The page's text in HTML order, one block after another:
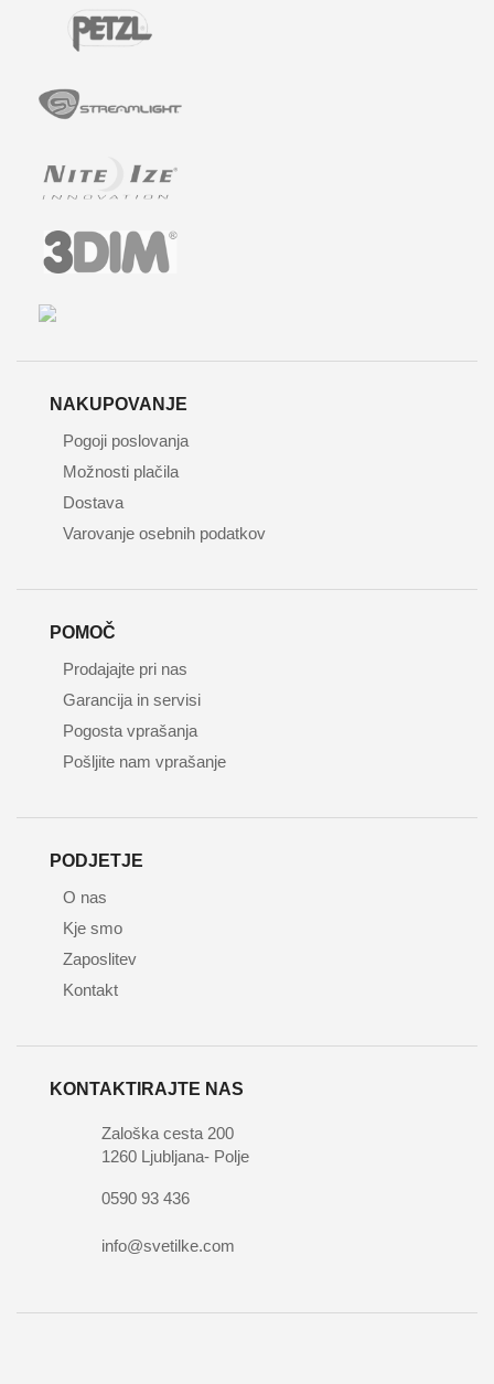
NAKUPOVANJE
Pogoji poslovanja
Možnosti plačila
Dostava
Varovanje osebnih podatkov
POMOČ
Prodajajte pri nas
Garancija in servisi
Pogosta vprašanja
Pošljite nam vprašanje
PODJETJE
O nas
Kje smo
Zaposlitev
Kontakt
KONTAKTIRAJTE NAS
Zaloška cesta 200
1260 Ljubljana- Polje
0590 93 436
info@svetilke.com